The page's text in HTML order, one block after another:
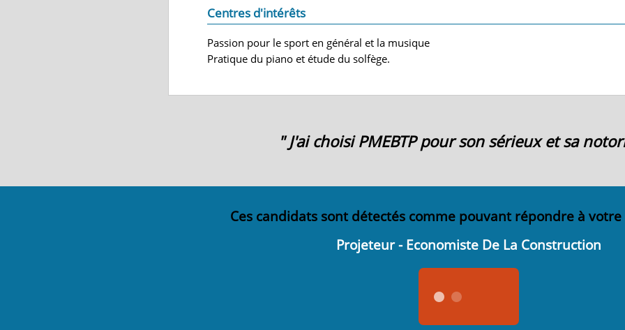
Centres d'intérêts
Passion pour le sport en général et la musique
Pratique du piano et étude du solfège.
" J'ai choisi PMEBTP pour son sérieux et sa
Ces candidats sont détectés comme pouvant répondre à
Projeteur - Economiste De La Construction